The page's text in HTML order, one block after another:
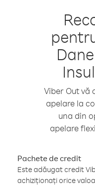
Viber Out vă
apelare la
una din
apelare
Pachete de credit
Este adăugat credit
achiziționați orice